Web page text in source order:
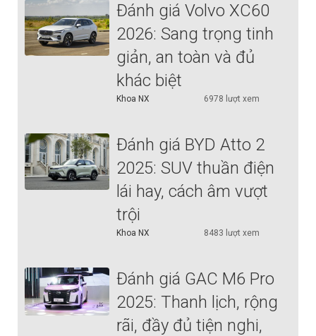
Đánh giá Volvo XC60
2026: Sang trọng tinh
giản, an toàn và đủ
khác biệt
Khoa NX 6978 lượt xem
Đánh giá BYD Atto 2
2025: SUV thuần điện
lái hay, cách âm vượt
trội
Khoa NX 8483 lượt xem
Đánh giá GAC M6 Pro
2025: Thanh lịch, rộng
rãi, đầy đủ tiện nghi,